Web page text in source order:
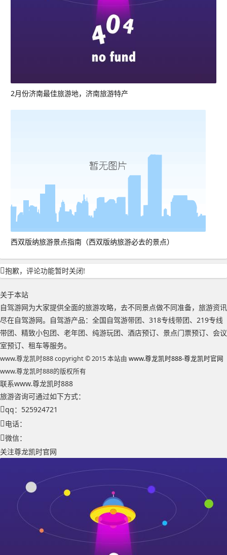
2月份济南最佳旅游地，济南旅游特产
西双版纳旅游景点指南（西双版纳旅游必去的景点）
抱歉，评论功能暂时关闭!
关于本站
自驾游网为大家提供全面的旅游攻略，去不同景点做不同准备，旅游资讯
尽在自驾游网。自驾游产品：全国自驾游带团、318专线带团、219专线
带团、精致小包团、老年团、纯游玩团、酒店预订、景点门票预订、会议
室预订、租车等服务。
www.尊龙凯时888 copyright © 2015 本站由 www.尊龙凯时888-尊龙凯时官网
www.尊龙凯时888的版权所有
联系www.尊龙凯时888
旅游咨询可通过如下方式：
qq：525924721
电话：
微信：
关注尊龙凯时官网